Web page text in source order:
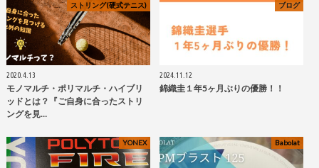
ストリング(硬式テニス)
2020.4.13
モノマルチ・ポリマルチ・ハイブリ
ッドとは？『ご自身に合ったストリ
ングを見…
ブログ
2024.11.12
錦織圭１年5ヶ月ぶりの優勝！！
YONEX Babolat